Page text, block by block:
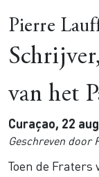
Pierre
van het
Curaçao, 22
Geschreven door
Toen de